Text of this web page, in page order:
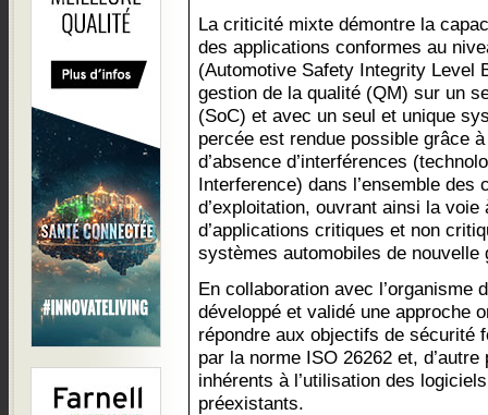
La criticité mixte démontre la
des applications conformes au
(Automotive Safety Integrity Level
gestion de la qualité (QM) sur un
(SoC) et avec un seul et unique
percée est rendue possible grâce
d’absence d’interférences
Interference) dans l’ensemble des
d’exploitation, ouvrant ainsi la voie
d’applications critiques et non
systèmes automobiles de nouvelle
En collaboration avec l’organisme
développé et validé une approche
répondre aux objectifs de sécurité
par la norme ISO 26262 et,
inhérents à l’utilisation des
préexistants.